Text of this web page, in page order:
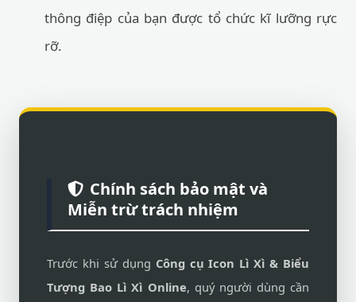
thông điệp của bạn được tổ chức kĩ lưỡng rực
rỡ.
Chính sách bảo mật và
Miễn trừ trách nhiệm
Trước khi sử dụng Công cụ Icon Lì Xì & Biểu
Tượng Bao Lì Xì Online, quý người dùng cần